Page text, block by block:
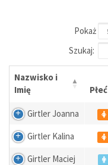
Pokaż
Szukaj:
Nazwisko i
Imię
Płeć
Girtler Joanna
Girtler Kalina
Girtler Maciej